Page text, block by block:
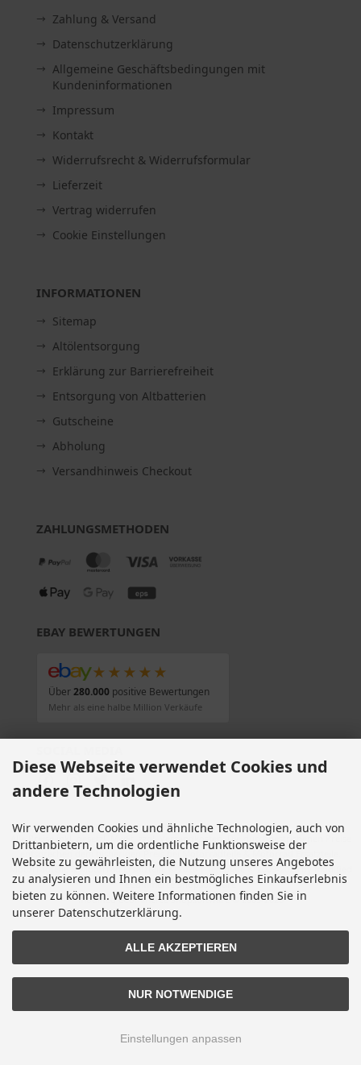
Zahlung & Versand
Datenschutzerklärung
Allgemeine Geschäftsbedingungen mit
Kundeninformationen
Impressum
Kontakt
Widerrufsrecht & Widerrufsformular
Lieferzeit
Vertrag widerrufen
Cookie Einstellungen
INFORMATIONEN
Sitemap
Altölentsorgung
Erklärung zur Barrierefreiheit
Entsorgung von Altbatterien
Gutscheine
Abholung
Versandhinweis Checkout
ZAHLUNGSMETHODEN
EBAY BEWERTUNGEN
★★★★★
Über280.000positive Bewertungen
Mehr als eine halbe Million Verkäufe
Alle Preise inkl. gesetzl. MwSt. zzgl. Versandkosten . Die durchgestrichenen Preise
entsprechen dem bisherigen Preis bei Motorradteile & Motorrad Ersatzteile.
Motorradteile & Motorrad Ersatzteile © 2026 | Template © 2009-2026 by modified
eCommerce Shopsoftware
modified eCommerce Shopsoftware © 2009-2026
Diese Webseite verwendet Cookies und
andere Technologien
Wir verwenden Cookies und ähnliche Technologien, auch von
Drittanbietern, um die ordentliche Funktionsweise der
Website zu gewährleisten, die Nutzung unseres Angebotes
zu analysieren und Ihnen ein bestmögliches Einkaufserlebnis
bieten zu können. Weitere Informationen finden Sie in
unserer Datenschutzerklärung.
ALLE AKZEPTIEREN
NUR NOTWENDIGE
Einstellungen anpassen